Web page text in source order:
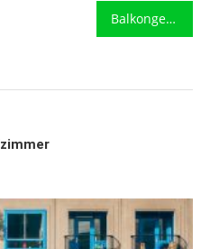
Balkongeländer aus Holz oder Alu